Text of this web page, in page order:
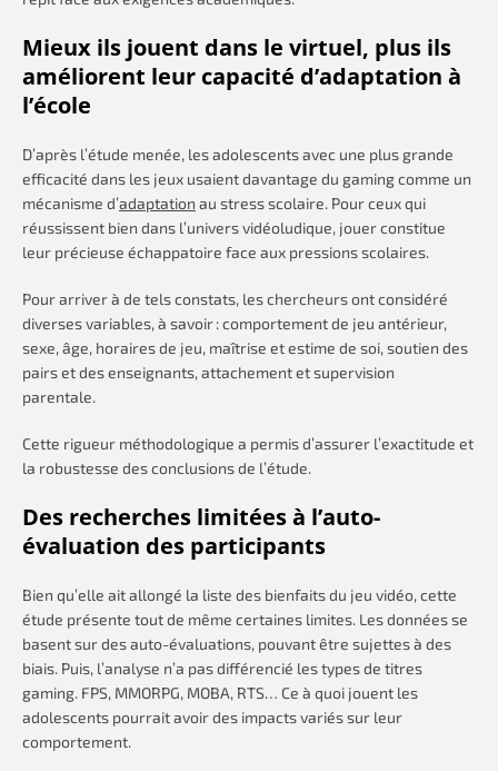
Mieux ils jouent dans le virtuel, plus ils
améliorent leur capacité d’adaptation à
l’école
D’après l’étude menée, les adolescents avec une plus grande
efficacité dans les jeux usaient davantage du gaming comme un
mécanisme d’adaptation au stress scolaire. Pour ceux qui
réussissent bien dans l’univers vidéoludique, jouer constitue
leur précieuse échappatoire face aux pressions scolaires.
Pour arriver à de tels constats, les chercheurs ont considéré
diverses variables, à savoir : comportement de jeu antérieur,
sexe, âge, horaires de jeu, maîtrise et estime de soi, soutien des
pairs et des enseignants, attachement et supervision
parentale.
Cette rigueur méthodologique a permis d’assurer l’exactitude et
la robustesse des conclusions de l’étude.
Des recherches limitées à l’auto-
évaluation des participants
Bien qu’elle ait allongé la liste des bienfaits du jeu vidéo, cette
étude présente tout de même certaines limites. Les données se
basent sur des auto-évaluations, pouvant être sujettes à des
biais. Puis, l’analyse n’a pas différencié les types de titres
gaming. FPS, MMORPG, MOBA, RTS… Ce à quoi jouent les
adolescents pourrait avoir des impacts variés sur leur
comportement.